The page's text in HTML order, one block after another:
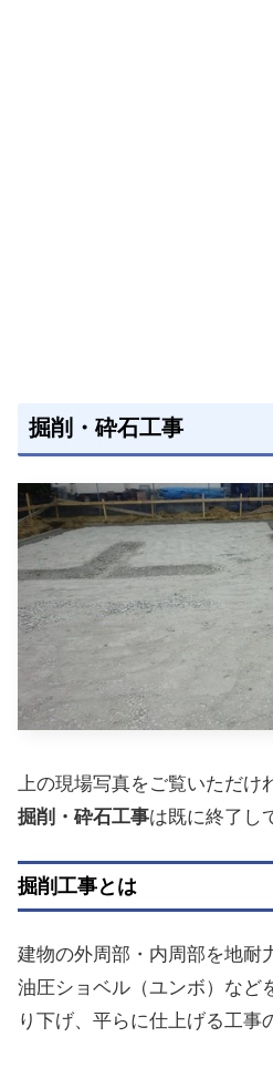
掘削・砕石工事
上の現場写真をご覧いただけ
掘削・砕石工事は既に終了し
掘削工事とは
建物の外周部・内周部を地耐
油圧ショベル（ユンボ）など
り下げ、平らに仕上げる工事